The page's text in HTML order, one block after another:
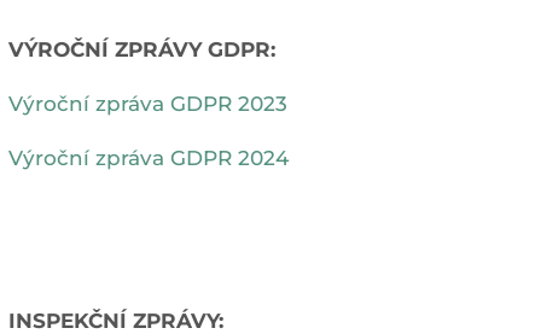
VÝROČNÍ ZPRÁVY GDPR:
Výroční zpráva GDPR 2023
Výroční zpráva GDPR 2024
INSPEKČNÍ ZPRÁVY: